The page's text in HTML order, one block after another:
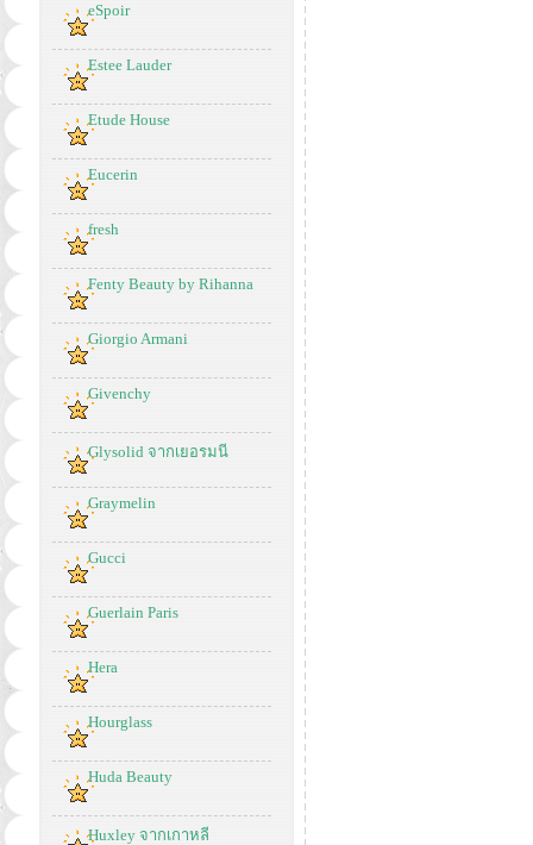
eSpoir
Estee Lauder
Etude House
Eucerin
fresh
Fenty Beauty by Rihanna
Giorgio Armani
Givenchy
Glysolid จากเยอรมนี
Graymelin
Gucci
Guerlain Paris
Hera
Hourglass
Huda Beauty
Huxley จากเกาหลี